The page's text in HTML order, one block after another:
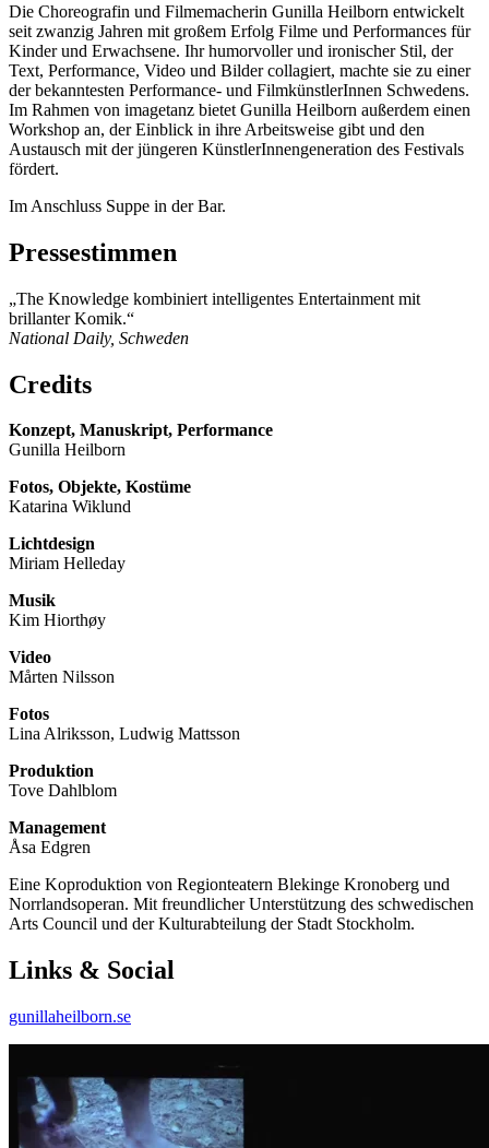
Die Choreografin und Filmemacherin Gunilla Heilborn entwickelt
seit zwanzig Jahren mit großem Erfolg Filme und Performances für
Kinder und Erwachsene. Ihr humorvoller und ironischer Stil, der
Text, Performance, Video und Bilder collagiert, machte sie zu einer
der bekanntesten Performance- und FilmkünstlerInnen Schwedens.
Im Rahmen von imagetanz bietet Gunilla Heilborn außerdem einen
Workshop an, der Einblick in ihre Arbeitsweise gibt und den
Austausch mit der jüngeren KünstlerInnengeneration des Festivals
fördert.
Im Anschluss Suppe in der Bar.
Pressestimmen
„The Knowledge kombiniert intelligentes Entertainment mit
brillanter Komik.“
National Daily, Schweden
Credits
Konzept, Manuskript, Performance
Gunilla Heilborn
Fotos, Objekte, Kostüme
Katarina Wiklund
Lichtdesign
Miriam Helleday
Musik
Kim Hiorthøy
Video
Mårten Nilsson
Fotos
Lina Alriksson, Ludwig Mattsson
Produktion
Tove Dahlblom
Management
Åsa Edgren
Eine Koproduktion von Regionteatern Blekinge Kronoberg und
Norrlandsoperan. Mit freundlicher Unterstützung des schwedischen
Arts Council und der Kulturabteilung der Stadt Stockholm.
Links & Social
gunillaheilborn.se